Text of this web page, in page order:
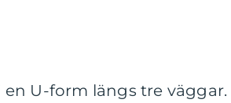
U-form längs tre väggar.